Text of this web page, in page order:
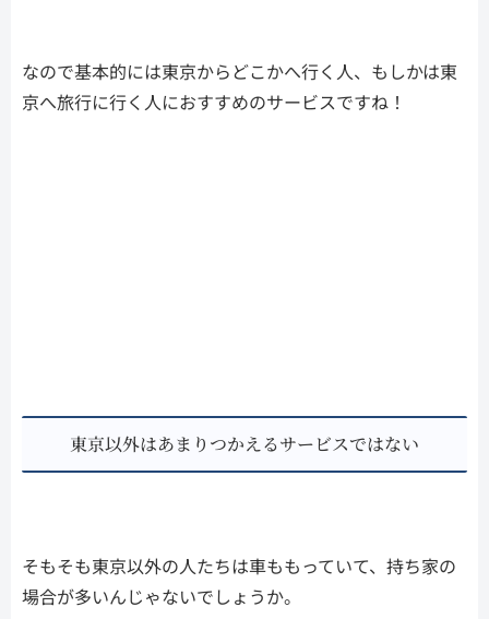
なので基本的には東京からどこかへ行く人、もしかは東
京へ旅行に行く人におすすめのサービスですね！
東京以外はあまりつかえるサービスではない
そもそも東京以外の人たちは車ももっていて、持ち家の
場合が多いんじゃないでしょうか。